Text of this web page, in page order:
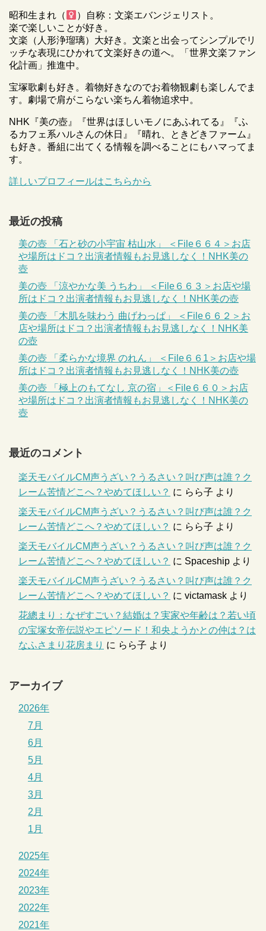
昭和生まれ（
）自称：文楽エバンジェリスト。
楽で楽しいことが好き。
文楽（人形浄瑠璃）大好き。文楽と出会ってシンプルでリ
ッチな表現にひかれて文楽好きの道へ。「世界文楽ファン
化計画」推進中。
宝塚歌劇も好き。着物好きなのでお着物観劇も楽しんでま
す。劇場で肩がこらない楽ちん着物追求中。
NHK『美の壺』『世界はほしいモノにあふれてる』『ふ
るカフェ系ハルさんの休日』『晴れ、ときどきファーム』
も好き。番組に出てくる情報を調べることにもハマってま
す。
詳しいプロフィールはこちらから
最近の投稿
美の壺 「石と砂の小宇宙 枯山水」 ＜File６６４＞お店
や場所はドコ？出演者情報もお見逃しなく！NHK美の
壺
美の壺 「涼やかな美 うちわ」 ＜File６６３＞お店や場
所はドコ？出演者情報もお見逃しなく！NHK美の壺
美の壺 「木肌を味わう 曲げわっぱ」 ＜File６６２＞お
店や場所はドコ？出演者情報もお見逃しなく！NHK美
の壺
美の壺 「柔らかな境界 のれん」 ＜File６６1＞お店や場
所はドコ？出演者情報もお見逃しなく！NHK美の壺
美の壺 「極上のもてなし 京の宿」＜File６６０＞お店
や場所はドコ？出演者情報もお見逃しなく！NHK美の
壺
最近のコメント
楽天モバイルCM声うざい？うるさい？叫び声は誰？ク
レーム苦情どこへ？やめてほしい？ に らら子 より
楽天モバイルCM声うざい？うるさい？叫び声は誰？ク
レーム苦情どこへ？やめてほしい？ に らら子 より
楽天モバイルCM声うざい？うるさい？叫び声は誰？ク
レーム苦情どこへ？やめてほしい？ に Spaceship より
楽天モバイルCM声うざい？うるさい？叫び声は誰？ク
レーム苦情どこへ？やめてほしい？ に victamask より
花總まり：なぜすごい？結婚は？実家や年齢は？若い頃
の宝塚女帝伝説やエピソード！和央ようかとの仲は？は
なふさまり花房まり に らら子 より
アーカイブ
2026年
7月
6月
5月
4月
3月
2月
1月
2025年
2024年
2023年
2022年
2021年